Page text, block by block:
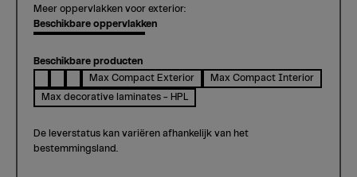
Meer oppervlakken voor exterior:
Beschikbare oppervlakken
Beschikbare producten
Max Compact Exterior
Max Compact Interior
Max decorative laminates - HPL
De leverstatus kan variëren afhankelijk van het
bestemmingsland.